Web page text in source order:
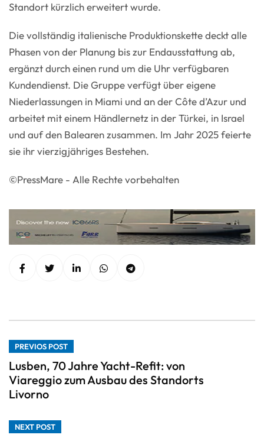
Standort kürzlich erweitert wurde.
Die vollständig italienische Produktionskette deckt alle
Phasen von der Planung bis zur Endausstattung ab,
ergänzt durch einen rund um die Uhr verfügbaren
Kundendienst. Die Gruppe verfügt über eigene
Niederlassungen in Miami und an der Côte d’Azur und
arbeitet mit einem Händlernetz in der Türkei, in Israel
und auf den Balearen zusammen. Im Jahr 2025 feierte
sie ihr vierzigjähriges Bestehen.
©PressMare - Alle Rechte vorbehalten
PREVIOS POST
Lusben, 70 Jahre Yacht-Refit: von
Viareggio zum Ausbau des Standorts
Livorno
NEXT POST